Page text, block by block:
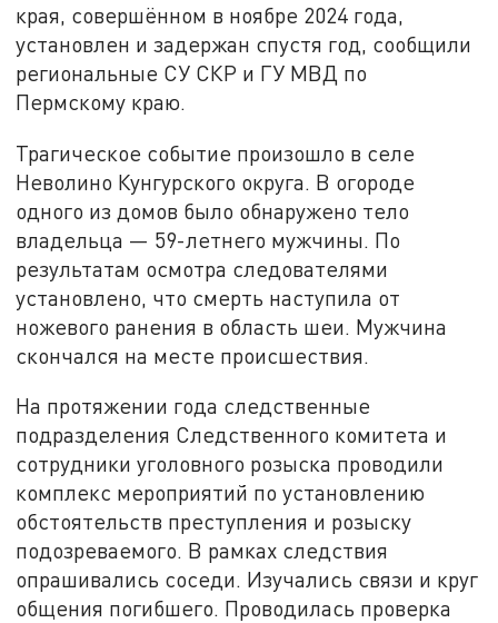
края, совершённом в ноябре 2024 года,
установлен и задержан спустя год, сообщили
региональные СУ СКР и ГУ МВД по
Пермскому краю.
Трагическое событие произошло в селе
Неволино Кунгурского округа. В огороде
одного из домов было обнаружено тело
владельца — 59-летнего мужчины. По
результатам осмотра следователями
установлено, что смерть наступила от
ножевого ранения в область шеи. Мужчина
скончался на месте происшествия.
На протяжении года следственные
подразделения Следственного комитета и
сотрудники уголовного розыска проводили
комплекс мероприятий по установлению
обстоятельств преступления и розыску
подозреваемого. В рамках следствия
опрашивались соседи. Изучались связи и круг
общения погибшего. Проводилась проверка